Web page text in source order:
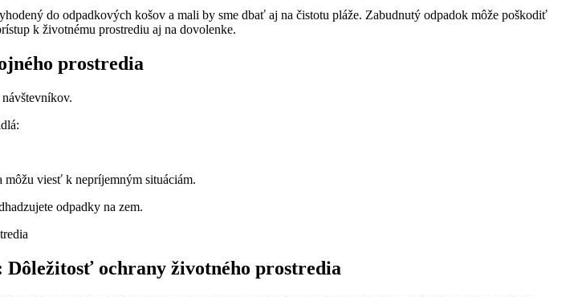
do odpadkových košov a mali by sme dbať aj na čistotu pláže. Zabudnutý odpadok môže poškodiť
k životnému prostrediu aj na dovolenke.
prostredia
môžu viesť k nepríjemným situáciám.
odpadky na zem.
ochrany životného prostredia